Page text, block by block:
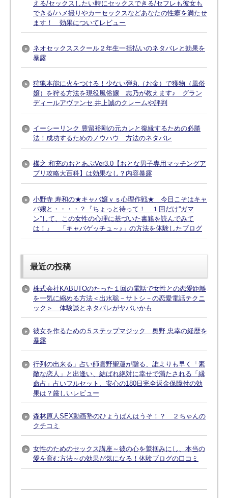
える/セックスしたい時にセックスできる/セフレも彼女も
できる/ハメ撮りやカーセックスなどあなたの性癖を満たせ
ます！ 効果についてレビュー
ネオセックススクール２年生一括払いのネタバレと効果を
暴露
狩猟本能に火をつける！少ない弾丸（お金）で獲物（風俗
嬢）を狩る方法を現役風俗嬢 志乃が教えます♪ グラン
ディールアヴァンセ 井上誠のクレームや評判
イーシーリンク 豊留裕剛の元カレと復縁するための必勝
法！成功するためのノウハウ 方法のネタバレ
楳之 和充のおとあぷVer3.0【おとな男子専用マッチングア
プリ攻略大百科】は効果なし？内容暴露
小野寺 寿和の★キャバ嬢ｖｓ心理作戦★ 今日こそはキャ
バ嬢と・・・・？『ちょっと待って！ １回だけ“ガマ
ン”して、この女性の心理に基づいた書籍を読んでみて
は！』 「キャバゲッチュ～♪」の方法を体験したブログ
最近の投稿
株式会社KABUTOのたった１回の電話で女性との恋愛距離
を一気に縮める方法＜出水聡－サトシ－の恋愛電話テクニ
ック＞ 体験談とネタバレがヤバいかも
彼女を作るための５ステップマジック 奥野 忠幸の経歴を
暴露
行列の出来る」占い師雲野聖運が贈る、誰よりも早く「素
敵な恋人」と出逢い、結ばれ絶対に幸せで満たされる「縁
命占」占いフルセット、安心の180日完全返金保障付の効
果は？厳しいレビュー
森林原人SEX動画塾のひょうばんはうそ！？ ２ちゃんの
クチコミ
女性のためのセックス講座～彼の心を鷲掴みにし、本当の
愛を育む方法～の効果が気になる！体験ブログの口コミ